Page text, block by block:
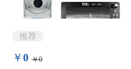
推荐
￥ 0 ￥0